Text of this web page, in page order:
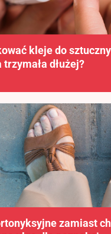
kleje do
dłużej?
zamiast